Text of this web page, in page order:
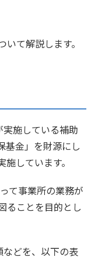
て解説します。
施している補助
基金」を財源にし
しています。
て事業所の業務が
ることを目的とし
どを、以下の表